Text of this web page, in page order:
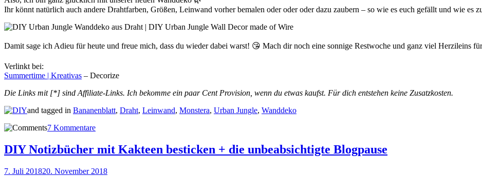
Ihr könnt natürlich auch andere Drahtfarben, Größen, Leinwand vorher bemalen oder oder oder dazu zaubern – so wie es euch gefällt und wie es
Damit sage ich Adieu für heute und freue mich, dass du wieder dabei warst! 😘 Mach dir noch eine sonnige Restwoche und ganz viel Herzileins
Verlinkt bei:
Summertime | Kreativas – Decorize
Die Links mit [*] sind Affiliate-Links. Ich bekomme ein paar Cent Provision, wenn du etwas kaufst. Für dich entstehen keine Zusatzkosten.
and tagged in Bananenblatt, Draht, Leinwand, Monstera, Urban Jungle, Wanddeko
7 Kommentare
DIY Notizbücher mit Kakteen besticken + die unbeabsichtigte Blogpause
7. Juli 201820. November 2018